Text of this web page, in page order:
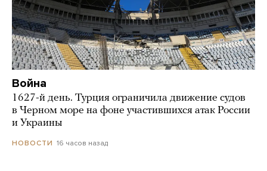
Война
1627-й день. Турция ограничила движение судов
в Черном море на фоне участившихся атак России
и Украины
НОВОСТИ 16 часов назад